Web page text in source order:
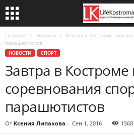
Главная Новости
Завтра в Костроме
парашютистов
НОВОСТИ СПОРТ
Завтра в Костроме
соревнования
парашютистов
От Ксения Липакова - Сен 1, 2016 1568